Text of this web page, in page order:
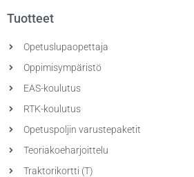
Tuotteet
Opetuslupaopettaja
Oppimisympäristö
EAS-koulutus
RTK-koulutus
Opetuspoljin varustepaketit
Teoriakoeharjoittelu
Traktorikortti (T)